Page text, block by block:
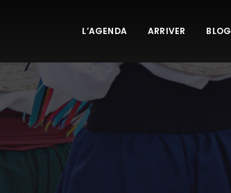
L’AGENDA ARRIVER BLOG